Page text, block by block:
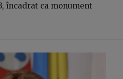
încadrat ca monument